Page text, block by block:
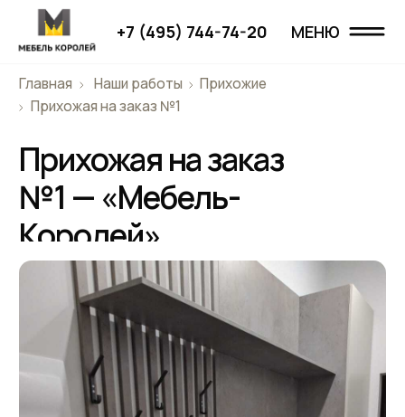
+7 (495) 744-74-20
Наши работы
Проекты
Главная
О компании
Дизайнерам
Отзывы
Контакты
+7 (495) 744-74-20
Прихожая на заказ №1
Прихожая на заказ
№1 — «Мебель-
Королей»